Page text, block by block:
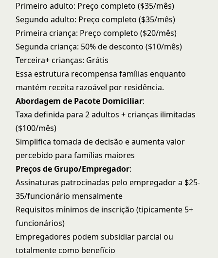
Primeiro adulto: Preço completo ($35/mês)
Segundo adulto: Preço completo ($35/mês)
Primeira criança: Preço completo ($20/mês)
Segunda criança: 50% de desconto ($10/mês)
Terceira+ crianças: Grátis
Essa estrutura recompensa famílias enquanto
mantém receita razoável por residência.
Abordagem de Pacote Domiciliar:
Taxa definida para 2 adultos + crianças ilimitadas
($100/mês)
Simplifica tomada de decisão e aumenta valor
percebido para famílias maiores
Preços de Grupo/Empregador:
Assinaturas patrocinadas pelo empregador a $25-
35/funcionário mensalmente
Requisitos mínimos de inscrição (tipicamente 5+
funcionários)
Empregadores podem subsidiar parcial ou
totalmente como benefício